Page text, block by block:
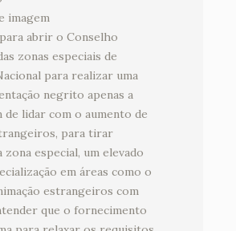
imagem
abrir o Conselho
zonas especiais de
para realizar uma
negrito apenas a
de lidar com o aumento de
para tirar
zona especial, um elevado
em áreas como o
estrangeiros com
que o fornecimento